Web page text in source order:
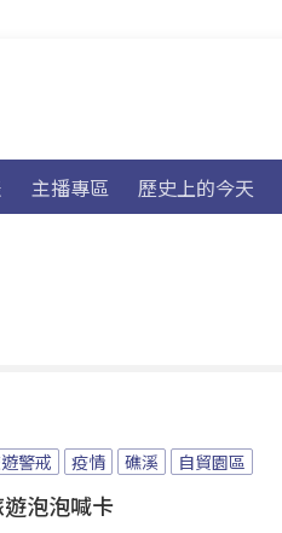
主播專區 歷史上的今天
警戒 疫情 礁溪 自貿園區
泡泡喊卡